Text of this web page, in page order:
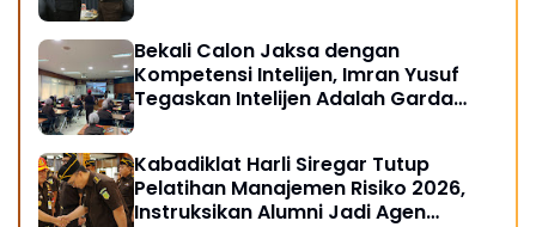
Bekali Calon Jaksa dengan
Kompetensi Intelijen, Imran Yusuf
Tegaskan Intelijen Adalah Garda
Kabadiklat Harli Siregar Tutup
Pelatihan Manajemen Risiko 2026,
Instruksikan Alumni Jadi Agen